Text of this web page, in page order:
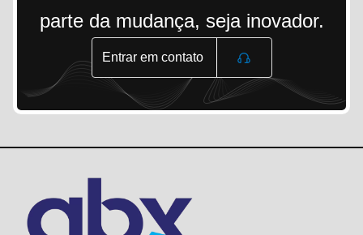
parte da mudança, seja inovador.
Entrar em contato